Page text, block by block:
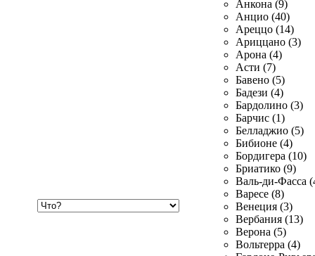
Анкона (9)
Анцио (40)
Ареццо (14)
Ариццано (3)
Арона (4)
Асти (7)
Бавено (5)
Бадези (4)
Бардолино (3)
Барчис (1)
Белладжио (5)
Бибионе (4)
Бордигера (10)
Бриатико (9)
Валь-ди-Фасса
Варесе (8)
Венеция (3)
Вербания (13)
Верона (5)
Вольтерра (4)